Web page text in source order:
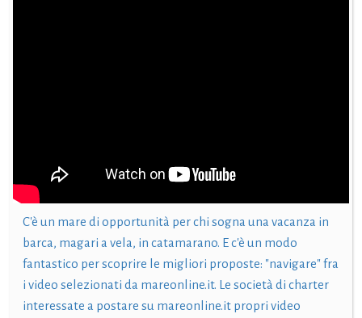
C'è un mare di opportunità per chi sogna una vacanza in
barca, magari a vela, in catamarano. E c'è un modo
fantastico per scoprire le migliori proposte: "navigare" fra
i video selezionati da mareonline.it. Le società di charter
interessate a postare su mareonline.it propri video